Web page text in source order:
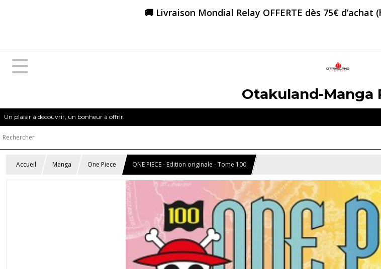
🚚 Livraison Mondial Relay OFFERTE dès 75€
Otakuland-Manga
Un plaisir à découvrir, un bonheur à offrir.
Accueil Manga One Piece ONE PIECE - Edition originale - Tome 100